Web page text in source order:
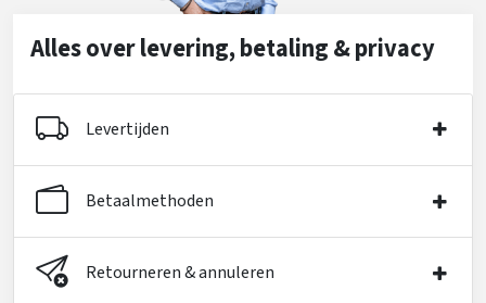
Alles over levering, betaling & privacy
Levertijden
Betaalmethoden
Retourneren & annuleren